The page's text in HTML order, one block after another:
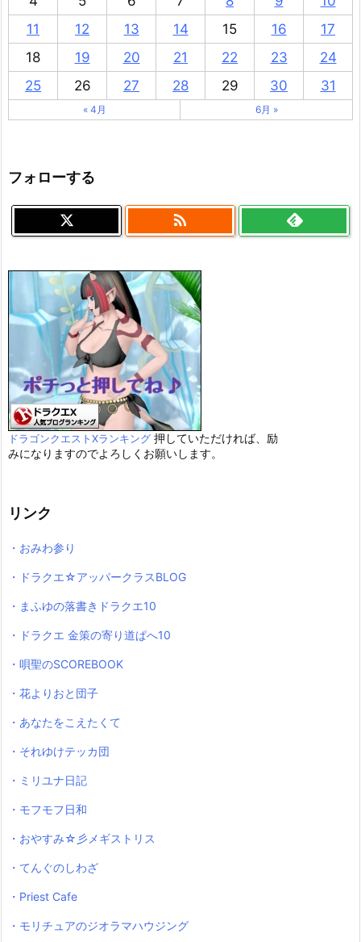
11
12 13 14 15 16
17
18
19 20 21 22 23
24
25
26 27 28 29 30 31
« 4月 6月 »
フォローする

ドラゴンクエストXランキング 押していただければ、励
みになりますのでよろしくお願いします。
リンク
・おみわ参り
・ドラクエ☆アッパークラスBLOG
・まふゆの落書きドラクエ10
・ドラクエ 金策の寄り道ぱへ10
・唄聖のSCOREBOOK
・花よりおと団子
・あなたをこえたくて
・それゆけテッカ団
・ミリユナ日記
・モフモフ日和
・おやすみ☆彡メギストリス
・てんぐのしわざ
・Priest Cafe
・モリチュアのジオラマハウジング